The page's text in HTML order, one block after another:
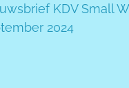
KDV Small
2024